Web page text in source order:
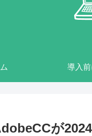
導入前
が